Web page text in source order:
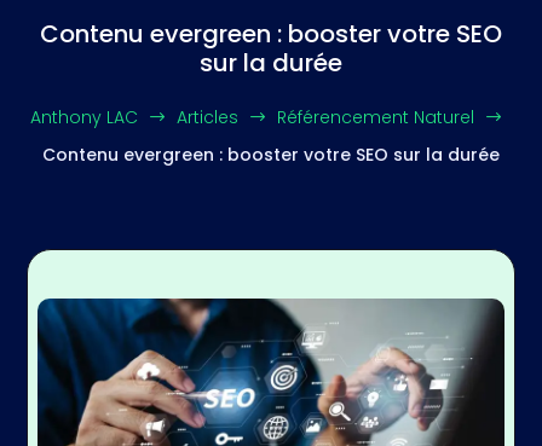
Contenu evergreen : booster votre SEO
sur la durée
Anthony LAC $ Articles $ Référencement Naturel $
Contenu evergreen : booster votre SEO sur la durée